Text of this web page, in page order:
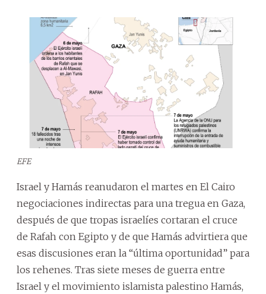
EFE
Israel y Hamás reanudaron el martes en El Cairo
negociaciones indirectas para una tregua en Gaza,
después de que tropas israelíes cortaran el cruce
de Rafah con Egipto y de que Hamás advirtiera que
esas discusiones eran la “última oportunidad” para
los rehenes. Tras siete meses de guerra entre
Israel y el movimiento islamista palestino Hamás,